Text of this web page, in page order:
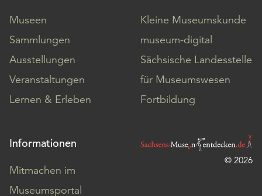
Museen
Sammlungen
Ausstellungen
Veranstaltungen
Lernen & Erleben
Kleine Museumskunde
museum-digital
Sächsische Landesstelle
für Museumswesen
Fortbildung
Informationen
Mitmachen im
Museumsportal
© 2026